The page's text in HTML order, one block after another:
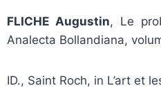
FLICHE Augustin, Le
Analecta Bollandiana,
ID., Saint Roch, in L’art et